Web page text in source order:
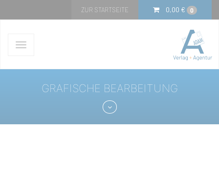
0,00 € 0
ZUR STARTSEITE
Navigation
GRAFISCHE BEARBEITUNG